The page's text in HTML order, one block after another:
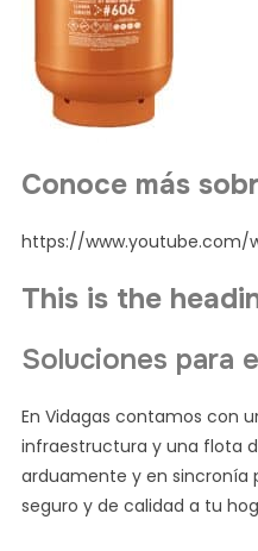
Conoce más
https://www.youtube.com/
This is the
Soluciones para
En Vidagas contamos con
infraestructura y una flota
arduamente y en sincronía
seguro y de calidad a tu